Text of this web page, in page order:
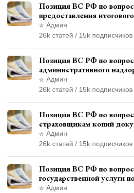
Позиция ВС РФ по
предоставления
кандидатом в
законодательством о
Админ
26k статей / 15k подписчиков
Позиция ВС РФ по
административного
дополнительного
ограничения свободы
Админ
26k статей / 15k подписчиков
Позиция ВС РФ по
страховщикам копий
административном
автотехнической
Админ
26k статей / 15k подписчиков
Позиция ВС РФ по
государственной услуги
транспортного средства
Админ